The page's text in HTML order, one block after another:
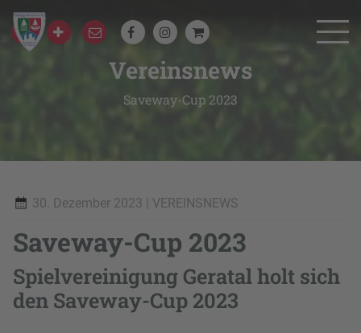
Vereinsnews
Saveway-Cup 2023
30. Dezember 2023 | VEREINSNEWS
Saveway-Cup 2023
Spielvereinigung Geratal holt sich
den Saveway-Cup 2023